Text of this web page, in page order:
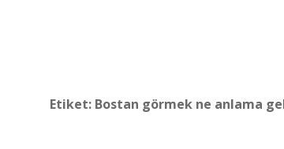
Etiket: Bostan görmek ne anlama